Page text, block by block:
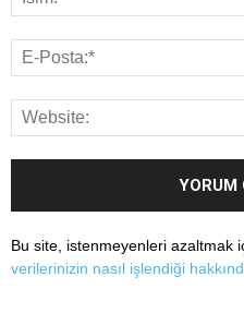
Bu site, istenmeyenleri azaltmak
verilerinizin nasıl işlendiği